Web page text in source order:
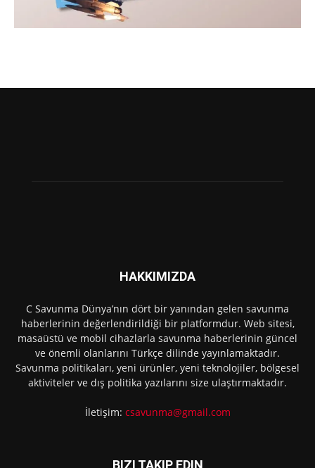
HAKKIMIZDA
C Savunma Dünya’nın dört bir yanından gelen savunma
haberlerinin değerlendirildiği bir platformdur. Web sitesi,
masaüstü ve mobil cihazlarla savunma haberlerinin güncel
ve önemli olanlarını Türkçe dilinde yayınlamaktadır.
Savunma politikaları, yeni ürünler, yeni teknolojiler, bölgesel
aktiviteler ve dış politika yazılarını size ulaştırmaktadır.
İletişim: csavunma@gmail.com
BIZI TAKIP EDIN